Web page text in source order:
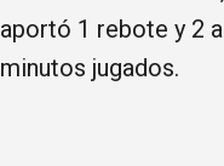
aportó 1 rebote y 2
minutos jugados.